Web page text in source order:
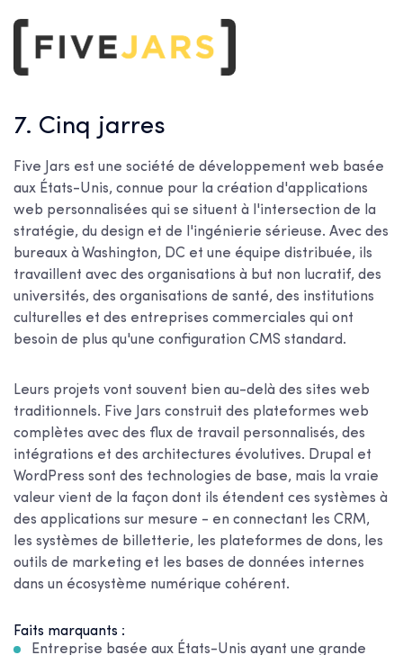
7. Cinq jarres
Five Jars est une société de développement web basée
aux États-Unis, connue pour la création d'applications
web personnalisées qui se situent à l'intersection de la
stratégie, du design et de l'ingénierie sérieuse. Avec des
bureaux à Washington, DC et une équipe distribuée, ils
travaillent avec des organisations à but non lucratif, des
universités, des organisations de santé, des institutions
culturelles et des entreprises commerciales qui ont
besoin de plus qu'une configuration CMS standard.
Leurs projets vont souvent bien au-delà des sites web
traditionnels. Five Jars construit des plateformes web
complètes avec des flux de travail personnalisés, des
intégrations et des architectures évolutives. Drupal et
WordPress sont des technologies de base, mais la vraie
valeur vient de la façon dont ils étendent ces systèmes à
des applications sur mesure - en connectant les CRM,
les systèmes de billetterie, les plateformes de dons, les
outils de marketing et les bases de données internes
dans un écosystème numérique cohérent.
Faits marquants :
Entreprise basée aux États-Unis ayant une grande